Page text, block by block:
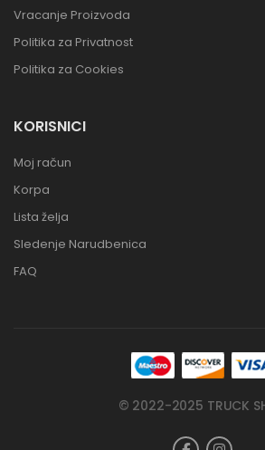
Vracanje Proizvoda
Politika za Privatnost
Politika za Cookies
KORISNICI
Moj račun
Korpa
Lista želja
Sledenje Narudbenica
FAQ
© 2022-2025 TRUCK